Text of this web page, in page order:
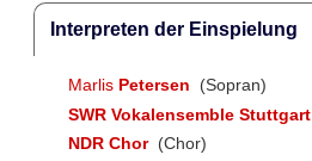
Interpreten der Einspielung
Marlis Petersen
(Sopran)
SWR Vokalensemble Stuttgart
NDR Chor (Chor)